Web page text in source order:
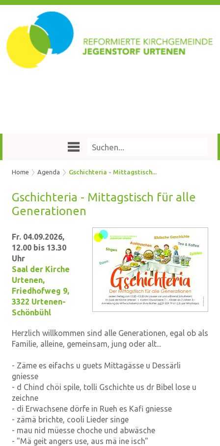
Home Agenda Gschichteria - Mittagstisch...
Gschich­te­ria - Mit­tags­tisch für alle
Ge­nera­tio­nen
Fr. 04.09.2026,
12.00 bis 13.30
Uhr
Saal der Kirche
Urtenen,
Friedhofweg 9,
3322 Urtenen-
Schönbühl
Herzlich willkommen sind alle Generationen, egal ob als
Familie, alleine, gemeinsam, jung oder alt...
- Zäme es eifachs u guets Mittagässe u Dessärli
gniesse
- d Chind chöi spile, tolli Gschichte us dr Bibel lose u
zeichne
- di Erwachsene dörfe in Rueh es Kafi gniesse
- zämä brichte, cooli Lieder singe
- mau nid müesse choche und abwäsche
- "Mä geit angers use, aus mä ine isch"